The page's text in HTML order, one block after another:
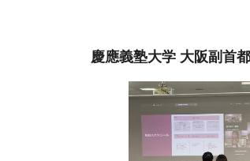
慶應義塾大学 大阪副首